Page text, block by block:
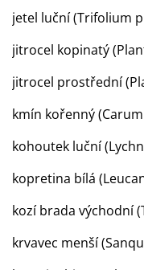
jetel luční (Trifolium
jitrocel kopinatý
jitrocel prostřední
kmín kořenný
kohoutek luční
kopretina bílá
kozí brada východní
krvavec menší